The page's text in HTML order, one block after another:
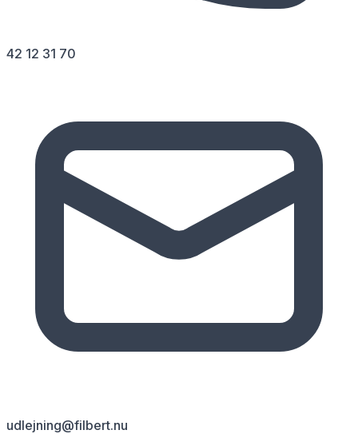
42 12 31 70
udlejning@filbert.nu